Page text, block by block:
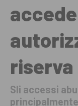
riserva
Sli accessi